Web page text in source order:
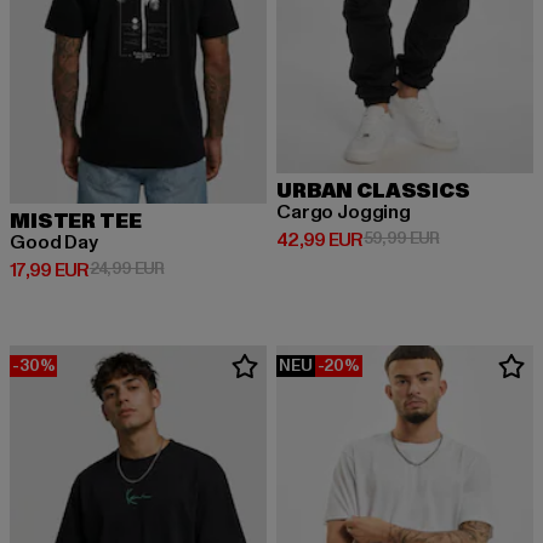
MISTER TEE
Good Day
17,99 EUR
Derzeitiger Preis: 17,99 EUR
24,99 EURAktionspreis: 24,99 EUR
URBAN CLASSICS
Cargo Jogging
42,99 EUR
Derzeitiger Preis: 42,99 EUR
59,99 EURAktionspreis:
-30% NEU -20%